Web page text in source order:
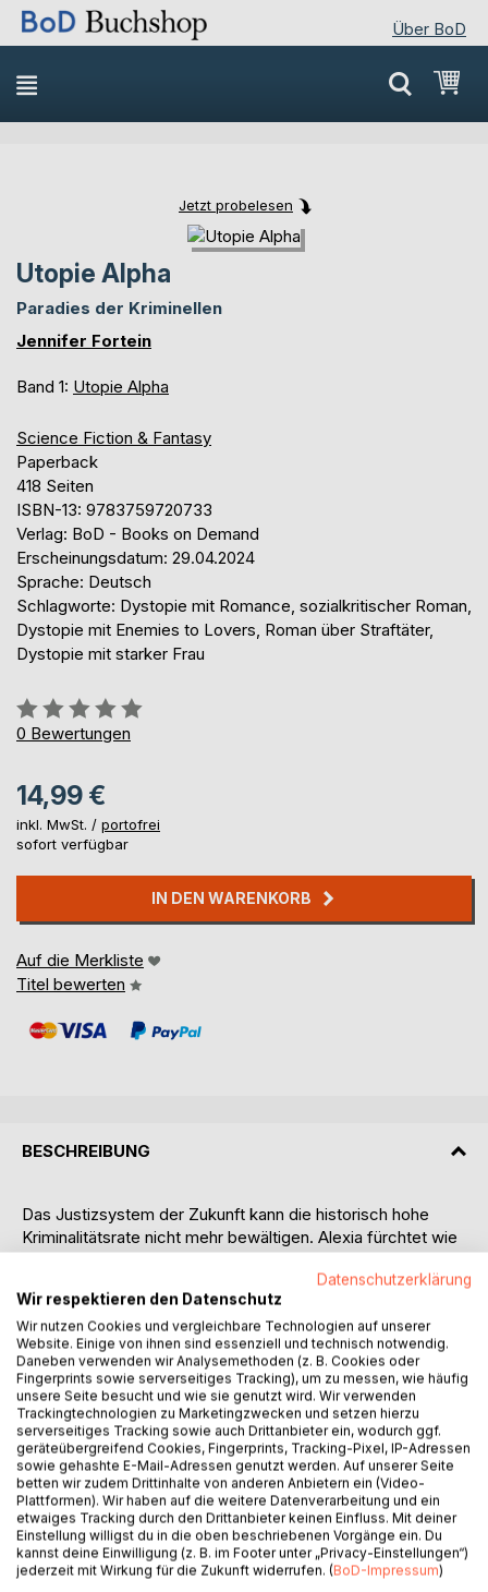
Über BoD
Direkt
zum
Inhalt
Jetzt probelesen
Skip
to
Skip
to
Utopie Alpha
Paradies der Kriminellen
Jennifer Fortein
Band 1: Utopie Alpha
Science Fiction & Fantasy
Paperback
418 Seiten
ISBN-13: 9783759720733
Verlag: BoD - Books on Demand
Erscheinungsdatum: 29.04.2024
Sprache: Deutsch
Schlagworte: Dystopie mit Romance, sozialkritischer Roman,
Dystopie mit Enemies to Lovers, Roman über Straftäter,
Dystopie mit starker Frau
Bewertung::
0%
0 Bewertungen
14,99 €
inkl. MwSt. / portofrei
sofort verfügbar
IN DEN WARENKORB
Auf die Merkliste
Titel bewerten
BESCHREIBUNG
Das Justizsystem der Zukunft kann die historisch hohe
Kriminalitätsrate nicht mehr bewältigen. Alexia fürchtet wie
bereits Opfer eines Schwerverbrechens.
Eine aufstrebende Partei verspricht, die Bevölkerung vor
weiteren Straftaten zu schützen. Die Lösung lautet Utopie
Alpha: ein abgesperrter Bezirk, in dem Verurteilte
selbstregiert ihre Veranlagung ausleben können. Das Ziel
der Partei ist, Kriminalität abzuschaffen.
Doch schafft es Utopie Alpha tatsächlich, getrennte, ideale
Lebensräume für Straftäter und friedlich veranlagte
Menschen zu schaffen? Wer entscheidet, welche
Personen zukünftig in dem neuen Bezirk leben?
Ist es durch Utopie Alpha möglich, dass Alexia nie wieder
Datenschutzerklärung
Wir respektieren den Datenschutz
Wir nutzen Cookies und vergleichbare Technologien auf unserer
Website. Einige von ihnen sind essenziell und technisch notwendig.
Daneben verwenden wir Analysemethoden (z. B. Cookies oder
Fingerprints sowie serverseitiges Tracking), um zu messen, wie häufig
unsere Seite besucht und wie sie genutzt wird. Wir verwenden
Trackingtechnologien zu Marketingzwecken und setzen hierzu
serverseitiges Tracking sowie auch Drittanbieter ein, wodurch ggf.
geräteübergreifend Cookies, Fingerprints, Tracking-Pixel, IP-Adressen
sowie gehashte E-Mail-Adressen genutzt werden. Auf unserer Seite
betten wir zudem Drittinhalte von anderen Anbietern ein (Video-
Plattformen). Wir haben auf die weitere Datenverarbeitung und ein
etwaiges Tracking durch den Drittanbieter keinen Einfluss. Mit deiner
Einstellung willigst du in die oben beschriebenen Vorgänge ein. Du
kannst deine Einwilligung (z. B. im Footer unter „Privacy-Einstellungen“)
jederzeit mit Wirkung für die Zukunft widerrufen. (BoD-Impressum)